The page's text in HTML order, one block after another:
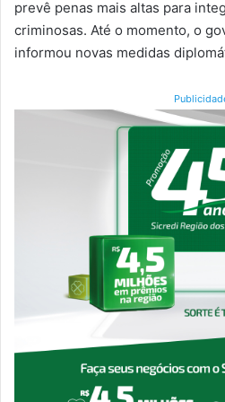
prevê penas mais altas para
criminosas. Até o momento, o
informou novas medidas